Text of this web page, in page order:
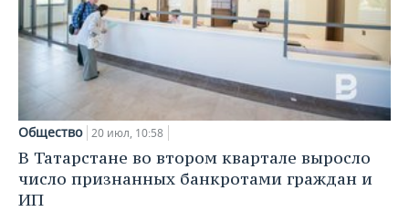
Общество 20 июл, 10:58
В Татарстане во втором квартале выросло
число признанных банкротами граждан и
ИП